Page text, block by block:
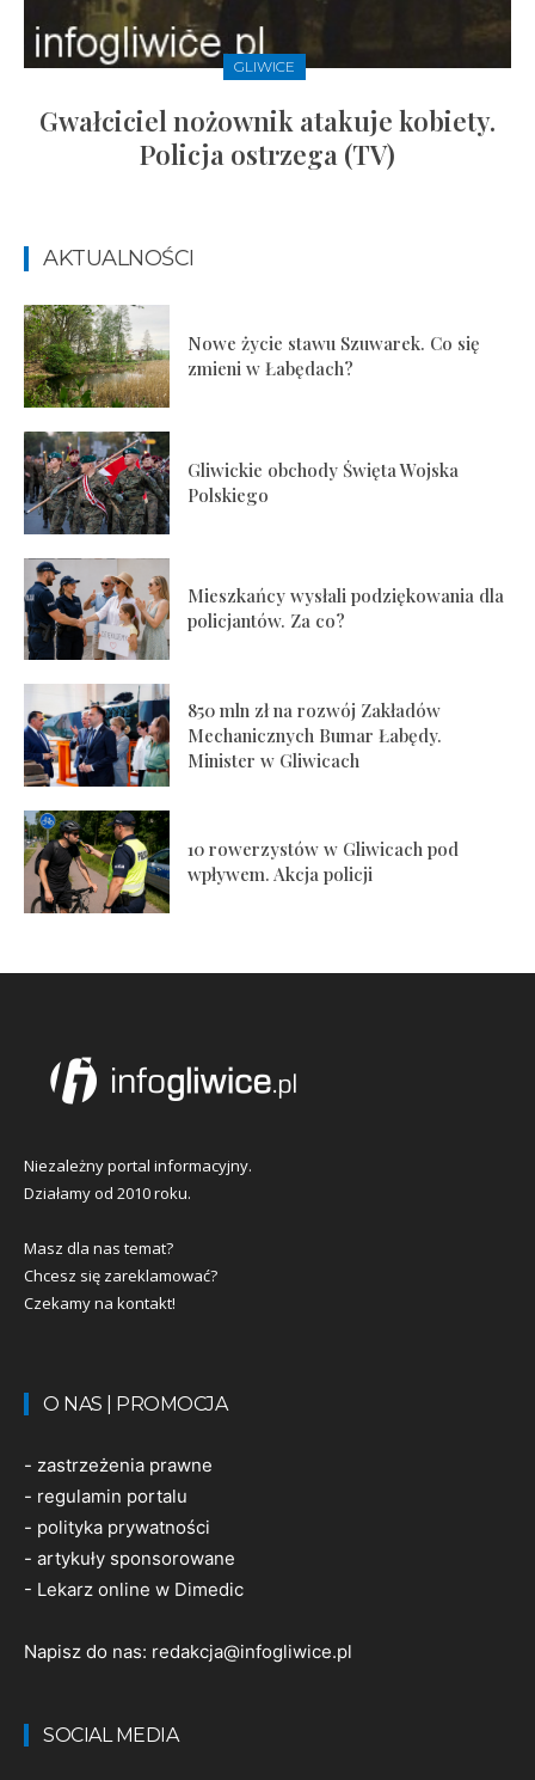
GLIWICE
Gwałciciel nożownik atakuje kobiety.
Policja ostrzega (TV)
AKTUALNOŚCI
Nowe życie stawu Szuwarek. Co się
zmieni w Łabędach?
Gliwickie obchody Święta Wojska
Polskiego
Mieszkańcy wysłali podziękowania dla
policjantów. Za co?
850 mln zł na rozwój Zakładów
Mechanicznych Bumar Łabędy.
Minister w Gliwicach
10 rowerzystów w Gliwicach pod
wpływem. Akcja policji
Niezależny portal informacyjny.
Działamy od 2010 roku.
Masz dla nas temat?
Chcesz się zareklamować?
Czekamy na kontakt!
O NAS | PROMOCJA
- zastrzeżenia prawne
- regulamin portalu
- polityka prywatności
- artykuły sponsorowane
- Lekarz online w Dimedic
Napisz do nas: redakcja@infogliwice.pl
SOCIAL MEDIA